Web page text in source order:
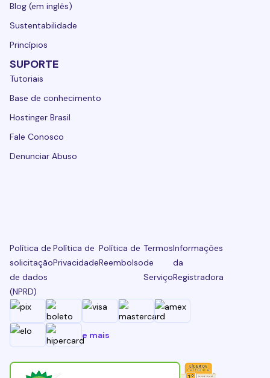
Blog (em inglês)
Sustentabilidade
Princípios
SUPORTE
Tutoriais
Base de conhecimento
Hostinger Brasil
Fale Conosco
Denunciar Abuso
Política de
solicitação
de dados
(NPRD)
Política de
Privacidade
Política de
Reembolso
Termos
de
Serviço
Informações
da
Registradora
e mais